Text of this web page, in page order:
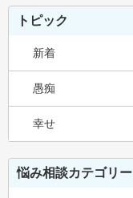
トピック
新着
愚痴
幸せ
悩み相談カテゴリー